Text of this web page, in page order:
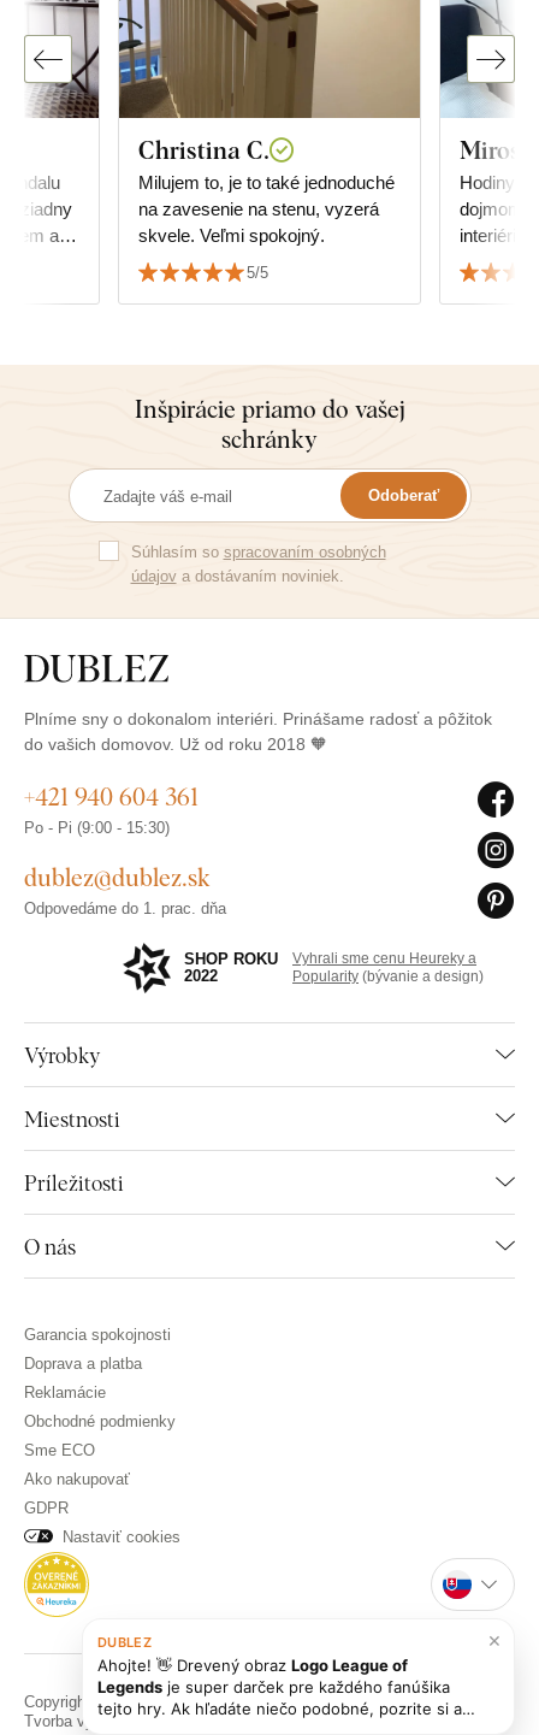
ziadny
a
Christina C.
Milujem to, je to také jednoduché
na zavesenie na stenu, vyzerá
skvele. Veľmi spokojný.
5/5
Hodiny
dojmom
interiéri
Podarilo
podlahy.
Inšpirácie priamo do vašej
schránky
Odoberať
Súhlasím so spracovaním osobných
údajova dostávaním noviniek.
Plníme sny o dokonalom interiéri. Prinášame radosť a pôžitok
do vašich domovov. Už od roku 2018 🧡
Výrobky
Miestnosti
Príležitosti
O nás
+421 940 604 361
Po - Pi (9:00 - 15:30)
dublez@dublez.sk
Odpovedáme do 1. prac. dňa
SHOP ROKU
2022
Vyhrali sme cenu Heureky a
Popularity (bývanie a design)
Garancia spokojnosti
Doprava a platba
Reklamácie
Obchodné podmienky
Sme ECO
Ako nakupovať
GDPR
Nastaviť cookies
Copyright © DUBLEZ 2026 | Všetky práva vyhradené
Tvorba výkonných internetových obchodov od
RIESENIA
DUBLEZ
Ahojte! 👋 Drevený obraz Logo League of
Legends je super darček pre každého fanúšika
tejto hry. Ak hľadáte niečo podobné, pozrite si aj
×